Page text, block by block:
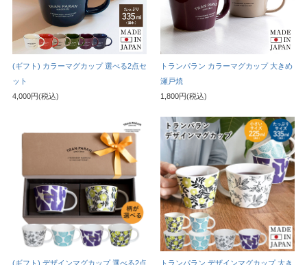
(ギフト) カラーマグカップ 選べる2点セ
ット
4,000円(税込)
トランパラン カラーマグカップ 大きめ
瀬戸焼
1,800円(税込)
(ギフト) デザインマグカップ 選べる2点
トランパラン デザインマグカップ 大き